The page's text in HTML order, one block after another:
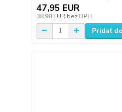
47,95 EUR
38,98 EUR bez DPH
Pridať